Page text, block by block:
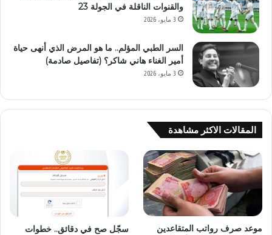
والقنوات الناقلة في الجولة 23
3 مايو، 2026
السر الطبي المؤلم.. ما هو المرض الذي أنهى حياة
أمير الغناء هاني شاكر؟ (تفاصيل صادمة)
3 مايو، 2026
المقالات الاكثر مشاهدة
موعد صرف رواتب المتقاعدين
سجّل صح في دقائق.. خطوات